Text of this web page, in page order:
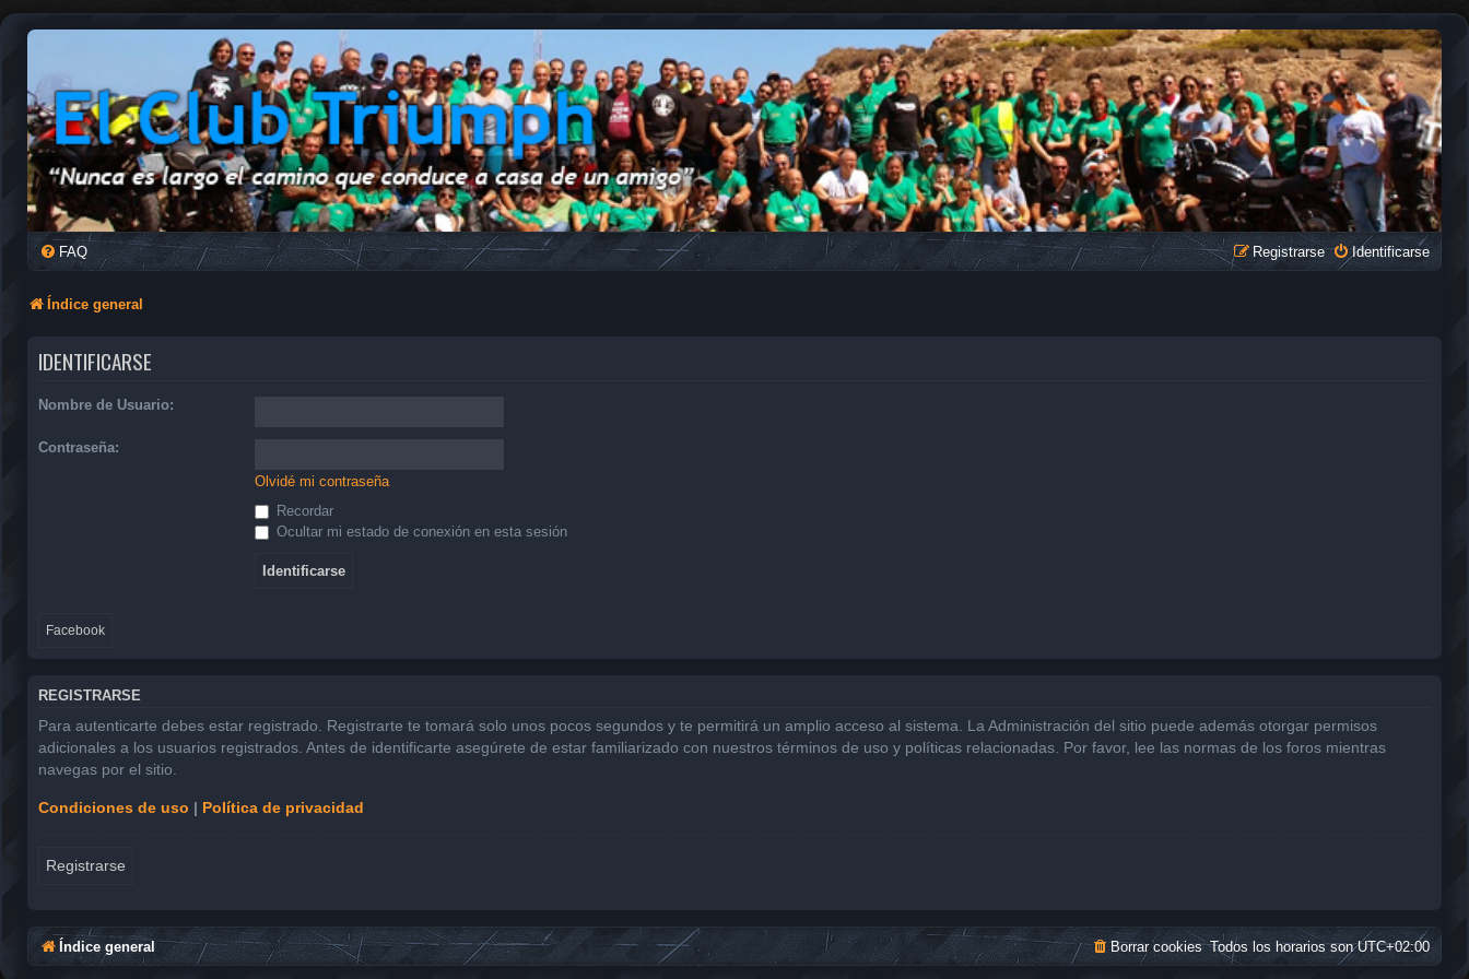
FAQ Identificarse
Registrarse
Índice general
IDENTIFICARSE
Nombre de Usuario:
Contraseña:
Olvidé mi contraseña
Recordar
Ocultar mi estado de conexión en esta sesión
Facebook
REGISTRARSE
Para autenticarte debes estar registrado. Registrarte te tomará solo unos pocos segundos y te permitirá un amplio acceso al sistema. La Administración del sitio puede además otorgar permisos
adicionales a los usuarios registrados. Antes de identificarte asegúrete de estar familiarizado con nuestros términos de uso y políticas relacionadas. Por favor, lee las normas de los foros mientras
navegas por el sitio.
Condiciones de uso | Política de privacidad
Registrarse
Índice general Todos los horarios sonUTC+02:00
Borrar cookies